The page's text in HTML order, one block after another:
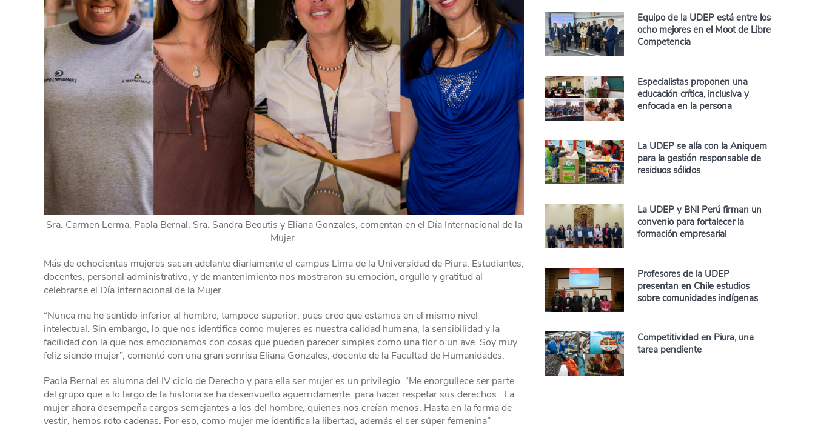
Sra. Carmen Lerma, Paola Bernal, Sra. Sandra Beoutis y Eliana Gonzales, comentan en el Día Internacional de la
Mujer.
Más de ochocientas mujeres sacan adelante diariamente el campus Lima de la Universidad de Piura. Estudiantes,
docentes, personal administrativo, y de mantenimiento nos mostraron su emoción, orgullo y gratitud al
celebrarse el Día Internacional de la Mujer.
“Nunca me he sentido inferior al hombre, tampoco superior, pues creo que estamos en el mismo nivel
intelectual. Sin embargo, lo que nos identifica como mujeres es nuestra calidad humana, la sensibilidad y la
facilidad con la que nos emocionamos con cosas que pueden parecer simples como una flor o un ave. Soy muy
feliz siendo mujer”, comentó con una gran sonrisa Eliana Gonzales, docente de la Facultad de Humanidades.
Paola Bernal es alumna del IV ciclo de Derecho y para ella ser mujer es un privilegio. “Me enorgullece ser parte
del grupo que a lo largo de la historia se ha desenvuelto aguerridamente para hacer respetar sus derechos. La
mujer ahora desempeña cargos semejantes a los del hombre, quienes nos creían menos. Hasta en la forma de
vestir, hemos roto cadenas. Por eso, como mujer me identifica la libertad, además el ser súper femenina”
Equipo de la UDEP está entre los
ocho mejores en el Moot de Libre
Competencia
Especialistas proponen una
educación crítica, inclusiva y
enfocada en la persona
La UDEP se alía con la Aniquem
para la gestión responsable de
residuos sólidos
La UDEP y BNI Perú firman un
convenio para fortalecer la
formación empresarial
Profesores de la UDEP
presentan en Chile estudios
sobre comunidades indígenas
Competitividad en Piura, una
tarea pendiente